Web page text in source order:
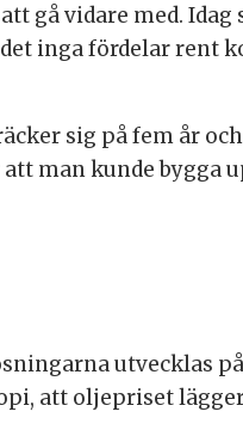
gå vidare med. Idag
inga fördelar rent
sig på fem år
man kunde bygga
utvecklas
att oljepriset